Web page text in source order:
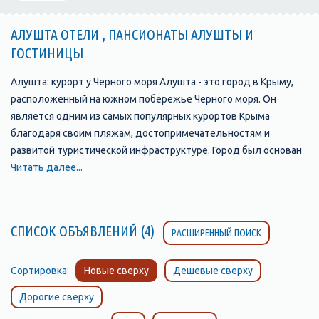
АЛУШТА ОТЕЛИ , ПАНСИОНАТЫ АЛУШТЫ И
ГОСТИНИЦЫ
Алушта: курорт у Черного моря Алушта - это город в Крыму,
расположенный на южном побережье Черного моря. Он
является одним из самых популярных курортов Крыма
благодаря своим пляжам, достопримечательностям и
развитой туристической инфраструктуре. Город был основан
в 1837 году и с тех пор стал одним из главных туристических
предлагают своим гостям комфортабельные номера и
широкий выбор услуг. Одной из главных
которая протянулась на несколько километров вдоль моря и
является прекрасным местом для прогулок и отдыха. Здесь
можно найти множество кафе, ресторанов, баров и магазинов,
Читать далее...
СПИСОК ОБЪЯВЛЕНИЙ (4) РАСШИРЕННЫЙ ПОИСК
Сортировка: Новые сверху Дешевые сверху
Дорогие сверху